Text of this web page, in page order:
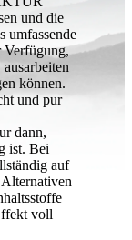
und die
umfassende
können.
und pur
dann,
ist. Bei
auf
voll